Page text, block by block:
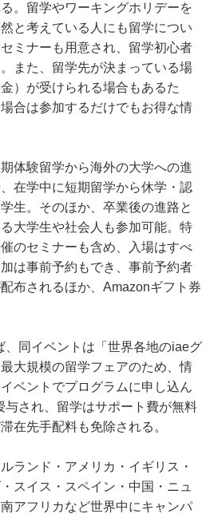
。留学やワーキングホリデーを
と考えている人にも留学につい
ミナーも用意され、留学初心者
また、留学先が決まっている場
）が受けられる場合もあるた
合は参加するだけでもお得な情
体験留学から海外の大学への進
在学中に短期留学から休学・認
生。そのほか、卒業後の進路と
大学生や社会人も参加可能。特
のセミナーも含め、入場はすべ
は事前予約もでき、事前予約者
布されるほか、Amazonギフト券
同イベントは「世界各地のiaeグ
大規模の留学フェアのため、情
ベントでプログラムに申し込ん
与され、留学はサポート費が無料
在先手配料も免除される。
ランド・アメリカ・イギリス・
スイス・スペイン・中国・ニュ
アフリカなど世界中にキャンパ